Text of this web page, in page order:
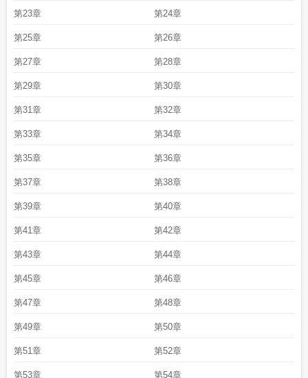
第23章 第24章
第25章 第26章
第27章 第28章
第29章 第30章
第31章 第32章
第33章 第34章
第35章 第36章
第37章 第38章
第39章 第40章
第41章 第42章
第43章 第44章
第45章 第46章
第47章 第48章
第49章 第50章
第51章 第52章
第53章 第54章